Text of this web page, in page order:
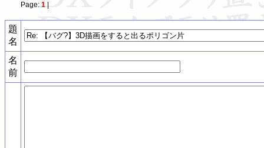
Page:1
題
名
名
前